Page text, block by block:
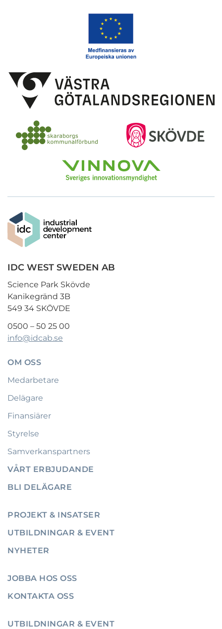
IDC WEST SWEDEN AB
Science Park Skövde
Kanikegränd 3B
549 34 SKÖVDE
0500 – 50 25 00
info@idcab.se
OM OSS
Medarbetare
Delägare
Finansiärer
Styrelse
Samverkanspartners
VÅRT ERBJUDANDE
BLI DELÄGARE
PROJEKT & INSATSER
UTBILDNINGAR & EVENT
NYHETER
JOBBA HOS OSS
KONTAKTA OSS
UTBILDNINGAR & EVENT